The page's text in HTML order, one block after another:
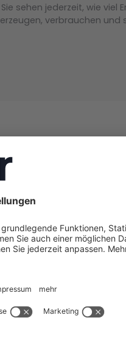
Sie sehen jederzeit, wie viel
erzeugen, verbrauchen und